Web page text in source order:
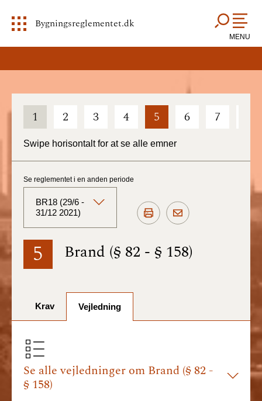
Bygningsreglementet.dk
MENU
1 2 3 4 5 6 7
Swipe horisontalt for at se alle emner
5 Brand (§ 82 - § 158)
Se reglementet i en anden periode
BR18 (29/6 -
31/12 2021)
BR18 (Aktuelt)
BR18 (1/1-30/6
BR18 (1/7- 31/12
2024)
Krav Vejledning
Se alle vejledninger om Brand (§ 82 -
§ 158)